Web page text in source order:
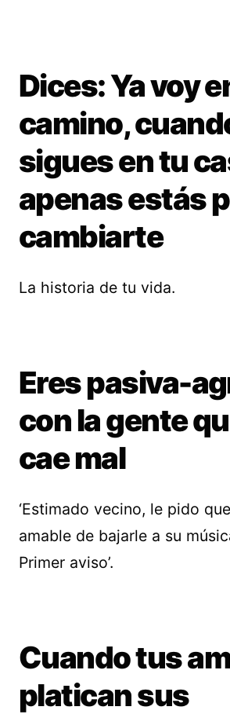
Dices: Ya voy
camino,
sigues en tu
apenas estás
cambiarte
La historia de tu vida.
Eres pasiva-
con la gente
cae mal
‘Estimado vecino, le pido
amable de bajarle a su
Primer aviso’.
Cuando tus
platican sus